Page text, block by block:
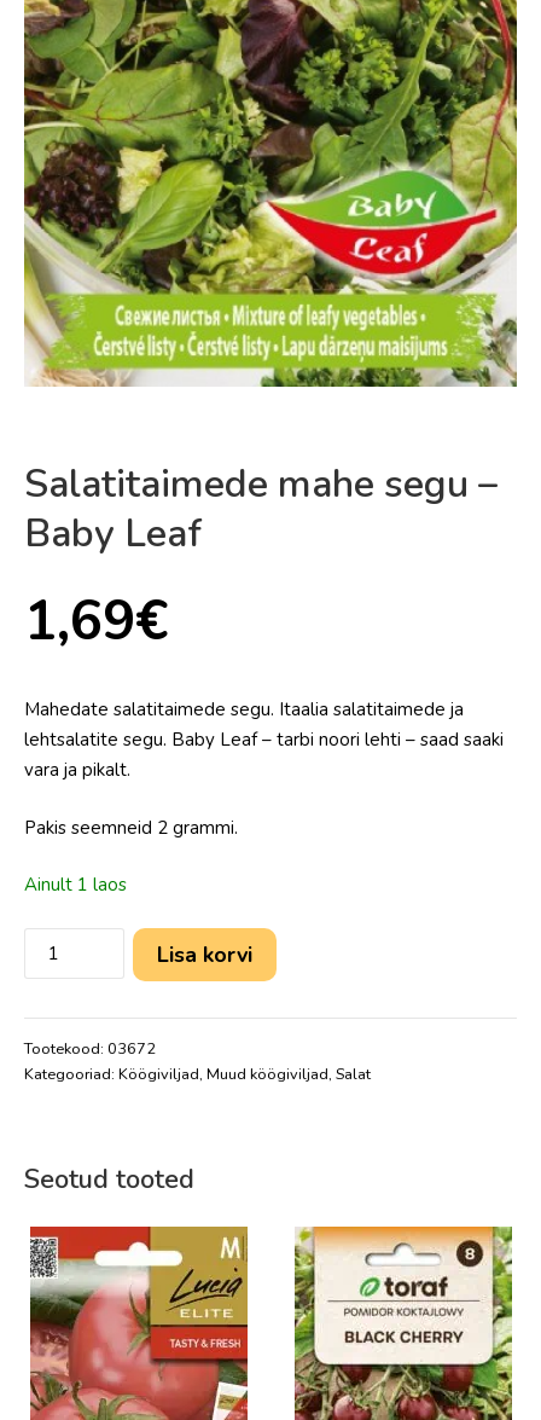
Salatitaimede mahe segu –
Baby Leaf
1,69€
Mahedate salatitaimede segu. Itaalia salatitaimede ja
lehtsalatite segu. Baby Leaf – tarbi noori lehti – saad saaki
vara ja pikalt.
Pakis seemneid 2 grammi.
Ainult 1 laos
Lisa korvi
Tootekood: 03672
Kategooriad: Köögiviljad, Muud köögiviljad, Salat
Seotud tooted